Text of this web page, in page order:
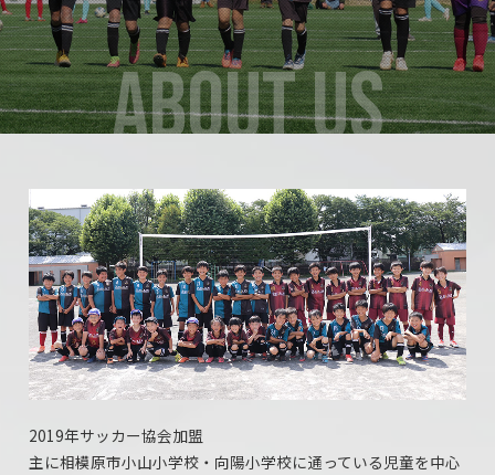
ABOUT US
2019年サッカー協会加盟
主に相模原市小山小学校・向陽小学校に通っている児童を中心